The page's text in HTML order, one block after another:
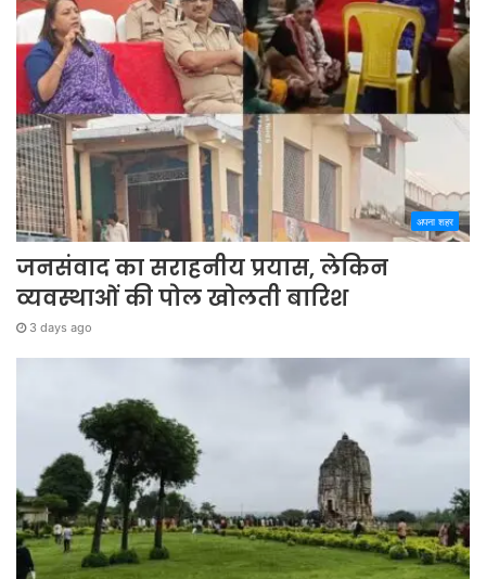
अपना शहर
जनसंवाद का सराहनीय प्रयास, लेकिन
व्यवस्थाओं की पोल खोलती बारिश
3 days ago